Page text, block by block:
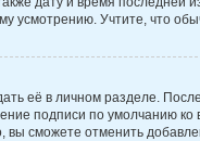
усмотрению. Учтите, что
её в личном разделе.
подписи по умолчанию
вы сможете отменить